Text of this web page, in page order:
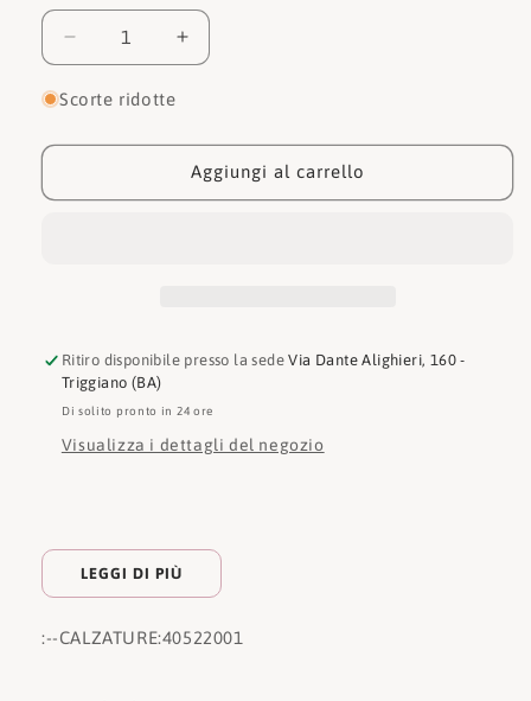
Diminuisci
quantità
per
Martens
Raine
Aumenta
quantità
Martens
Sandalo
Raine
Scorte ridotte
Aggiungi al carrello
Ritiro disponibile presso la sedeVia Dante Alighieri, 160 -
Triggiano (BA)
Di solito pronto in 24 ore
Visualizza i dettagli del negozio
LEGGI DI PIÙ
:--CALZATURE:40522001